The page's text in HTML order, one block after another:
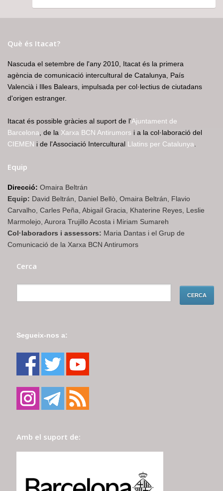
Què és Itacat?
Nascuda el setembre de l'any 2010, Itacat és la primera
agència de comunicació intercultural de Catalunya, País
Valencià i Illes Balears, impulsada per col·lectius de ciutadans
d'origen estranger.
Itacat és possible gràcies al suport de l'Ajuntament de
Barcelona , de la Xarxa BCN Antirumors i a la col·laboració del
CIEMEN i de l'Associació Intercultural Llatins per Catalunya
Equip
Direcció: Omaira Beltrán
Equip: David Beltrán, Daniel Bellò, Omaira Beltrán, Flavio
Carvalho, Carles Peña, Abigail Gracia, Khaterine Reyes, Leslie
Marmolejo, Aurora Trujillo Acosta i Miriam Sumareh
Col·laboradors i assessors: Maria Dantas i el Grup de
Comunicació de la Xarxa BCN Antirumors
Cerca
Segueix-nos a:
Amb el suport de: